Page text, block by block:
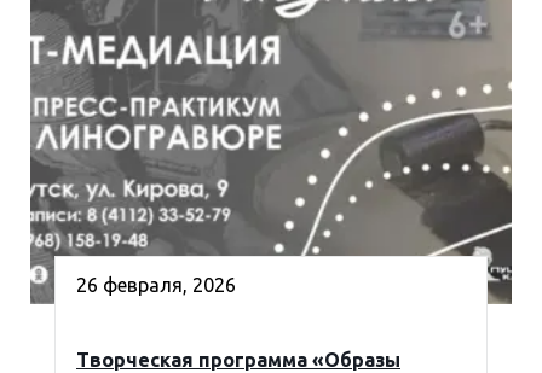
26 февраля, 2026
Творческая программа «Образы